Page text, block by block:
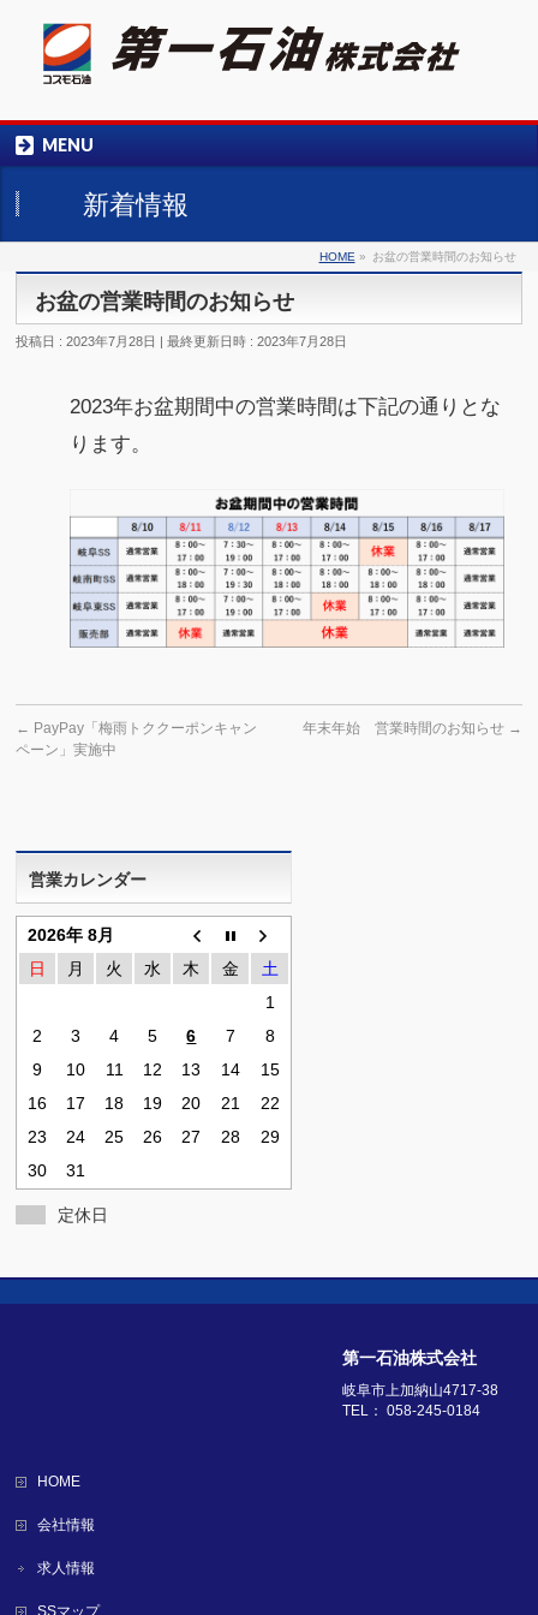
058-245-0184
MENU
新着情報
HOME » お盆の営業時間のお知らせ
お盆の営業時間のお知らせ
投稿日 : 2023年7月28日 最終更新日時 : 2023年7月28日
2023年お盆期間中の営業時間は下記の通りとな
ります。
← PayPay「梅雨トククーポンキャン
ペーン」実施中
年末年始 営業時間のお知らせ →
営業カレンダー
2026年 8月
日
月 火 水 木 金
土
1
2
3 4 5 6 7
8
9
10 11 12 13 14
15
16
17 18 19 20 21
22
23
24 25 26 27 28
29
30
31
定休日
第一石油株式会社
岐阜市上加納山4717-38
TEL： 058-245-0184
HOME
会社情報
求人情報
SSマップ